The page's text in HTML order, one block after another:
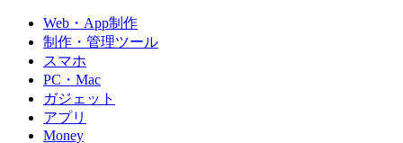
Web・App制作
制作・管理ツール
スマホ
PC・Mac
ガジェット
アプリ
Money